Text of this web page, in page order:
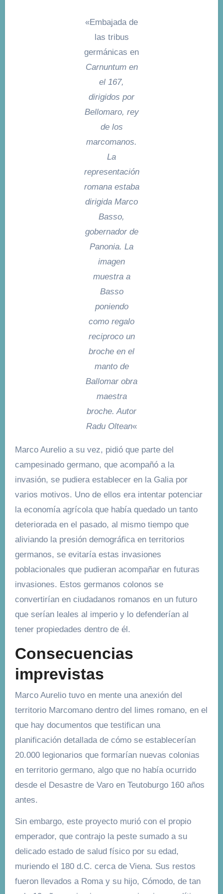
«Embajada de
las tribus
germánicas en
Carnuntum en
el 167,
dirigidos por
Bellomaro, rey
de los
marcomanos.
La
representación
romana estaba
dirigida Marco
Basso,
gobernador de
Panonia. La
imagen
muestra a
Basso
poniendo
como regalo
reciproco un
broche en el
manto de
Ballomar obra
maestra
broche. Autor
Radu Oltean«
Marco Aurelio a su vez, pidió que parte del
campesinado germano, que acompañó a la
invasión, se pudiera establecer en la Galia por
varios motivos. Uno de ellos era intentar potenciar
la economía agrícola que había quedado un tanto
deteriorada en el pasado, al mismo tiempo que
aliviando la presión demográfica en territorios
germanos, se evitaría estas invasiones
poblacionales que pudieran acompañar en futuras
invasiones. Estos germanos colonos se
convertirían en ciudadanos romanos en un futuro
que serían leales al imperio y lo defenderían al
tener propiedades dentro de él.
Consecuencias
imprevistas
Marco Aurelio tuvo en mente una anexión del
territorio Marcomano dentro del limes romano, en el
que hay documentos que testifican una
planificación detallada de cómo se establecerían
20.000 legionarios que formarían nuevas colonias
en territorio germano, algo que no había ocurrido
desde el Desastre de Varo en Teutoburgo 160 años
antes.
Sin embargo, este proyecto murió con el propio
emperador, que contrajo la peste sumado a su
delicado estado de salud físico por su edad,
muriendo el 180 d.C. cerca de Viena. Sus restos
fueron llevados a Roma y su hijo, Cómodo, de tan